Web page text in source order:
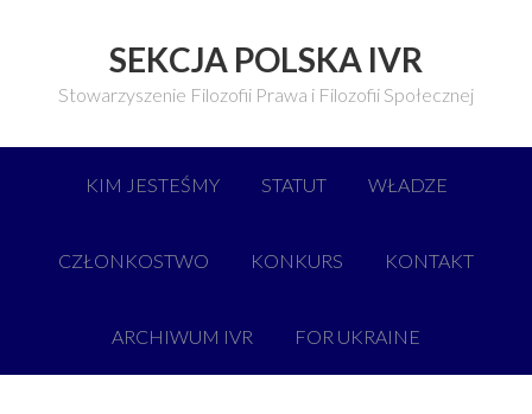
SEKCJA POLSKA IVR
Stowarzyszenie Filozofii Prawa i Filozofii Społecznej
KIM JESTEŚMY STATUT WŁADZE
CZŁONKOSTWO KONKURS KONTAKT
ARCHIWUM IVR FOR UKRAINE